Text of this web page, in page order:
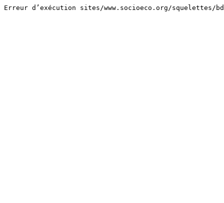
Erreur d’exécution sites/www.socioeco.org/squelettes/